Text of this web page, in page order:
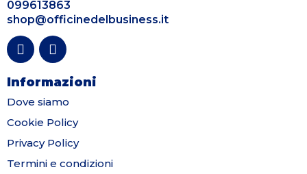
099613863
shop@officinedelbusiness.it
Informazioni
Dove siamo
Cookie Policy
Privacy Policy
Termini e condizioni